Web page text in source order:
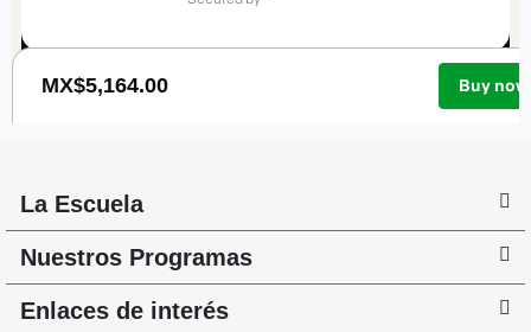
La Escuela
Nuestros Programas
Enlaces de interés